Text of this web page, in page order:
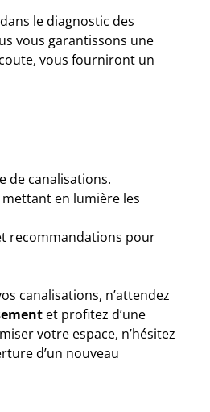
le diagnostic des
vous garantissons une
vous fourniront un
de canalisations.
en lumière les
recommandations pour
canalisations, n’attendez
et profitez d’une
votre espace, n’hésitez
d’un nouveau